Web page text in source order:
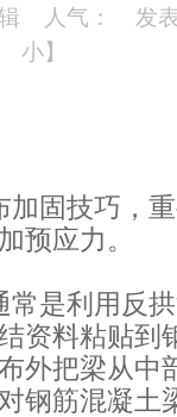
人气：
发
小】
固技巧，
预应力。
是利用反
资料粘贴到
外把梁从中
钢筋混凝土